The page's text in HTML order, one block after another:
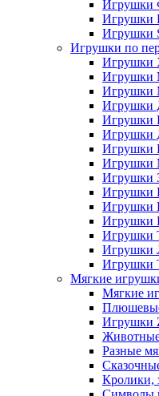
Игрушки
Игрушки
Игрушки
Игрушки по
Игрушки
Игрушки
Игрушки
Игрушки
Игрушки
Игрушки
Игрушки
Игрушки
Игрушки
Игрушки
Игрушки
Игрушки
Игрушки
Игрушки
Игрушки
Мягкие
Мягкие
Игрушки
Разные
Кролики,